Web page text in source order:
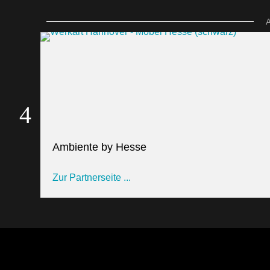
Ambiente by Hesse
Zur Partnerseite ...